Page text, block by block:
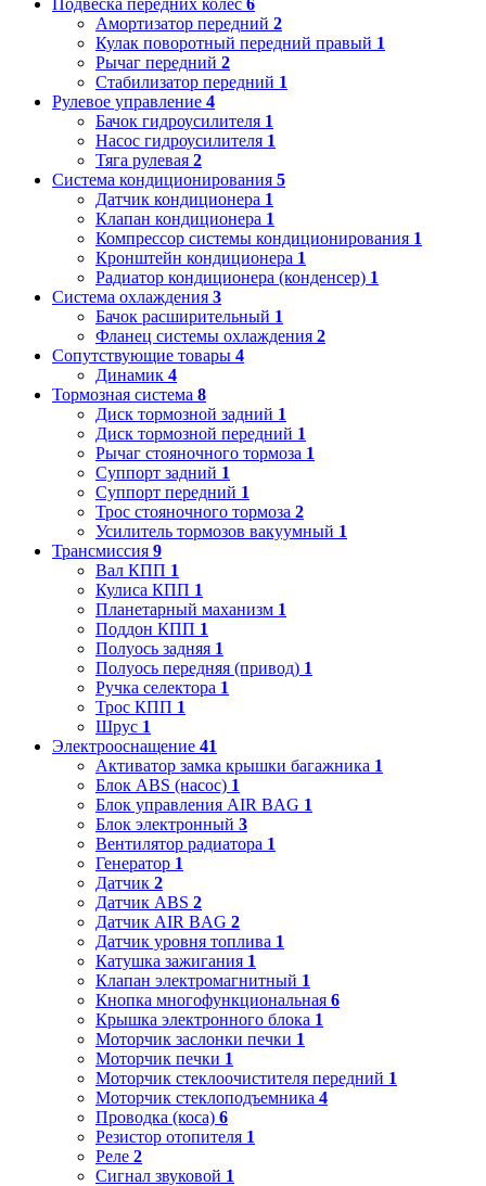
Амортизатор передний 2
Кулак поворотный передний правый 1
Рычаг передний 2
Стабилизатор передний 1
Рулевое управление 4
Бачок гидроусилителя 1
Насос гидроусилителя 1
Тяга рулевая 2
Система кондиционирования 5
Датчик кондиционера 1
Клапан кондиционера 1
Компрессор системы кондиционирования 1
Кронштейн кондиционера 1
Радиатор кондиционера (конденсер) 1
Система охлаждения 3
Бачок расширительный 1
Фланец системы охлаждения 2
Сопутствующие товары 4
Динамик 4
Тормозная система 8
Диск тормозной задний 1
Диск тормозной передний 1
Рычаг стояночного тормоза 1
Суппорт задний 1
Суппорт передний 1
Трос стояночного тормоза 2
Усилитель тормозов вакуумный 1
Трансмиссия 9
Вал КПП 1
Кулиса КПП 1
Планетарный маханизм 1
Поддон КПП 1
Полуось задняя 1
Полуось передняя (привод) 1
Ручка селектора 1
Трос КПП 1
Шрус 1
Электрооснащение 41
Активатор замка крышки багажника 1
Блок ABS (насос) 1
Блок управления AIR BAG 1
Блок электронный 3
Вентилятор радиатора 1
Генератор 1
Датчик 2
Датчик ABS 2
Датчик AIR BAG 2
Датчик уровня топлива 1
Катушка зажигания 1
Клапан электромагнитный 1
Кнопка многофункциональная 6
Крышка электронного блока 1
Моторчик заслонки печки 1
Моторчик печки 1
Моторчик стеклоочистителя передний 1
Моторчик стеклоподъемника 4
Проводка (коса) 6
Резистор отопителя 1
Реле 2
Сигнал звуковой 1